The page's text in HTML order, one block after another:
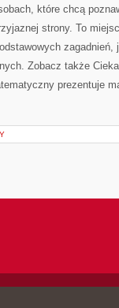
które chcą
strony. To
zagadnień,
Zobacz także
prezentuje